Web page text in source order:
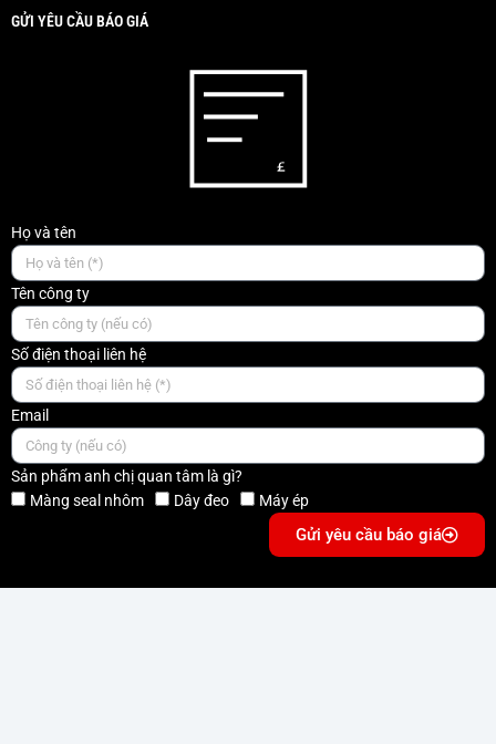
GỬI YÊU CẦU BÁO GIÁ
Họ và tên
Tên công ty
Số điện thoại liên hệ
Email
Sản phẩm anh chị quan tâm là gì?
Màng seal nhôm
Dây đeo Máy ép
Gửi yêu cầu báo giá